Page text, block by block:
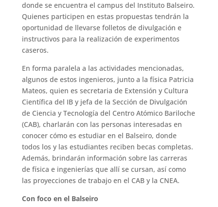
donde se encuentra el campus del Instituto Balseiro.
Quienes participen en estas propuestas tendrán la
oportunidad de llevarse folletos de divulgación e
instructivos para la realización de experimentos
caseros.
En forma paralela a las actividades mencionadas,
algunos de estos ingenieros, junto a la física Patricia
Mateos, quien es secretaria de Extensión y Cultura
Científica del IB y jefa de la Sección de Divulgación
de Ciencia y Tecnología del Centro Atómico Bariloche
(CAB), charlarán con las personas interesadas en
conocer cómo es estudiar en el Balseiro, donde
todos los y las estudiantes reciben becas completas.
Además, brindarán información sobre las carreras
de física e ingenierías que allí se cursan, así como
las proyecciones de trabajo en el CAB y la CNEA.
Con foco en el Balseiro